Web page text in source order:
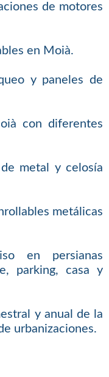
de motores
en Moià.
y paneles de
con diferentes
metal y celosía
metálicas
en persianas
parking, casa y
y anual de la
urbanizaciones.